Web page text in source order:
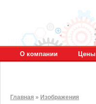
О компании Цены
Главная » Изображения